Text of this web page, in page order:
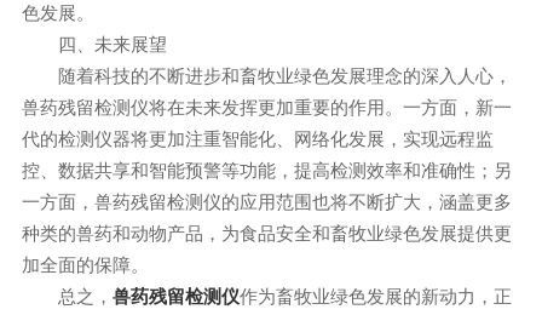
色发展。
四、未来展望
随着科技的不断进步和畜牧业绿色发展理念的深入人心，
兽药残留检测仪将在未来发挥更加重要的作用。一方面，新一
代的检测仪器将更加注重智能化、网络化发展，实现远程监
控、数据共享和智能预警等功能，提高检测效率和准确性；另
一方面，兽药残留检测仪的应用范围也将不断扩大，涵盖更多
种类的兽药和动物产品，为食品安全和畜牧业绿色发展提供更
加全面的保障。
总之， 兽药残留检测仪作为畜牧业绿色发展的新动力，正